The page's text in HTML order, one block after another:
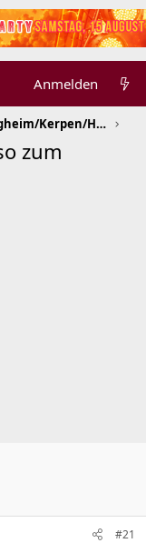
Anmelden
Aachen/Bergheim/Kerpen/Heinsberg/Düren/Euskirchen
zum
#21